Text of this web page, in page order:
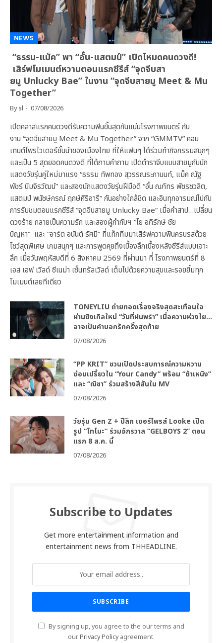
NEWS
“ธรรม-แม็ค” พา “อั๋น-แสตมป์” เปิดโหมดคนดวงดี!
เสิร์ฟโมเมนต์หวานตอนแรกซีรีส์ “จุดจีบสา
ยมู Unlucky Bae” ในงาน “จุดจีบสายมู Meet & Mu
Together”
Bysl 07/08/2026
เปิดคลาสแรกคนดวงดีรับความฟินขั้นสุดกันแน่นโรงภาพยนตร์ กับ
งาน “จุดจีบสายมู Meet & Mu Together” จาก “GMMTV” คอน
เทนต์โพรไวเดอร์ชั้นนำของเมืองไทย ที่ให้แฟนๆ ได้ร่วมทำกิจกรรมสนุกๆ
และเป็น 5 สุดยอดคนดวงดี ที่ได้ถามคำถาม เปิดตำราจีบแบบสายมูกับนัก
แสดงวัยรุ่นคู่ใหม่มาแรง “ธรรม ทัพทอง สุวรรณระกานนท์, แม็ค ณัฐ
พัชร์ นิมจิรวัฒน์” และสองนักแสดงวัยรุ่นฝีมือดี “อั๋น ณภัทร พัชรชวลิต,
แสตมป์ พนัชษ์กรณ์ ฤกษ์ศิริอารี” กันอย่างใกล้ชิด และอินทุกอารมณ์ไปกับ
การรับชมตอนแรกซีรีส์ “จุดจีบสายมู Unlucky Bae” เมื่อคำสาป…เปลี่ยน
ดวงร้าย กลายเป็นความรัก และสองผู้กำกับฯ “โย อภิรักษ์ ชัย
ปัญหา” และ “อาร์ต อนันต์ รัศมี” ที่แท็กทีมมาเสิร์ฟความฟินครบรสด้วย
โชว์สุดพิเศษ เกมสนุกๆ และการพูดคุยถึงเบื้องลึกเบื้องหลังซีรีส์แบบเจาะ
ลึก เมื่อวันพฤหัสบดีที่ 6 สิงหาคม 2569 ที่ผ่านมา ที่ โรงภาพยนตร์ที่ 8
เอส เอฟ เวิลด์ ซีเนม่า เซ็นทรัลเวิลด์ เต็มไปด้วยความสุขและรอยยิ้มทุก
โมเมนต์เลยทีเดียว
TONEYLIU ถ่ายทอดเรื่องจริงสุดสะเทือนใจ
ผ่านซิงเกิลใหม่ “วันที่ฝนพรำ” เมื่อความห่วงใย…
อาจเป็นคำบอกรักครั้งสุดท้าย
07/08/2026
“PP KRIT” ชวนเปิดประสบการณ์ความหวาน
ซ่อนเปรี้ยวใน “Your Candy” พร้อม “ต้าเหนิง”
และ “ณิชา” ร่วมสร้างสีสันใน MV
07/08/2026
วัยรุ่น Gen Z + ปีลึก เซอร์ไพรส์ Looke เปิด
รูป “โทโมะ” ร่วมจักรวาล “GELBOYS 2” ตอน
แรก 8 ส.ค. นี้
07/08/2026
Subscribe to Updates
Get more entertainment information and
entertainment news from THHEADLINE.
By signing up, you agree to the our terms and
ourPrivacy Policyagreement.